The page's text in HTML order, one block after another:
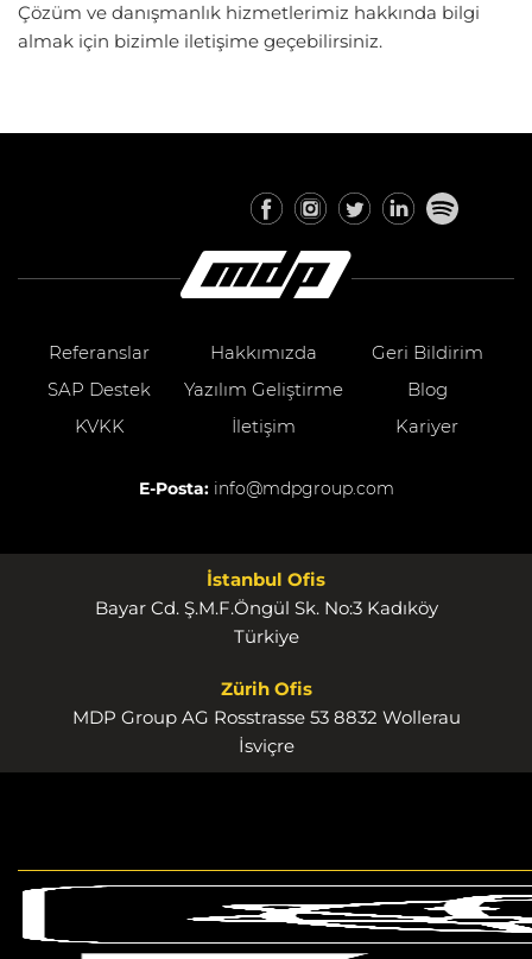
Çözüm ve danışmanlık hizmetlerimiz hakkında bilgi
almak için bizimle iletişime geçebilirsiniz.
Referanslar Hakkımızda
Geri Bildirim
SAP Destek
Yazılım Geliştirme
Blog
KVKK
İletişim Kariyer
E-Posta: info@mdpgroup.com
İstanbul Ofis
Bayar Cd. Ş.M.F.Öngül Sk. No:3 Kadıköy
Türkiye
Zürih Ofis
MDP Group AG Rosstrasse 53 8832 Wollerau
İsviçre